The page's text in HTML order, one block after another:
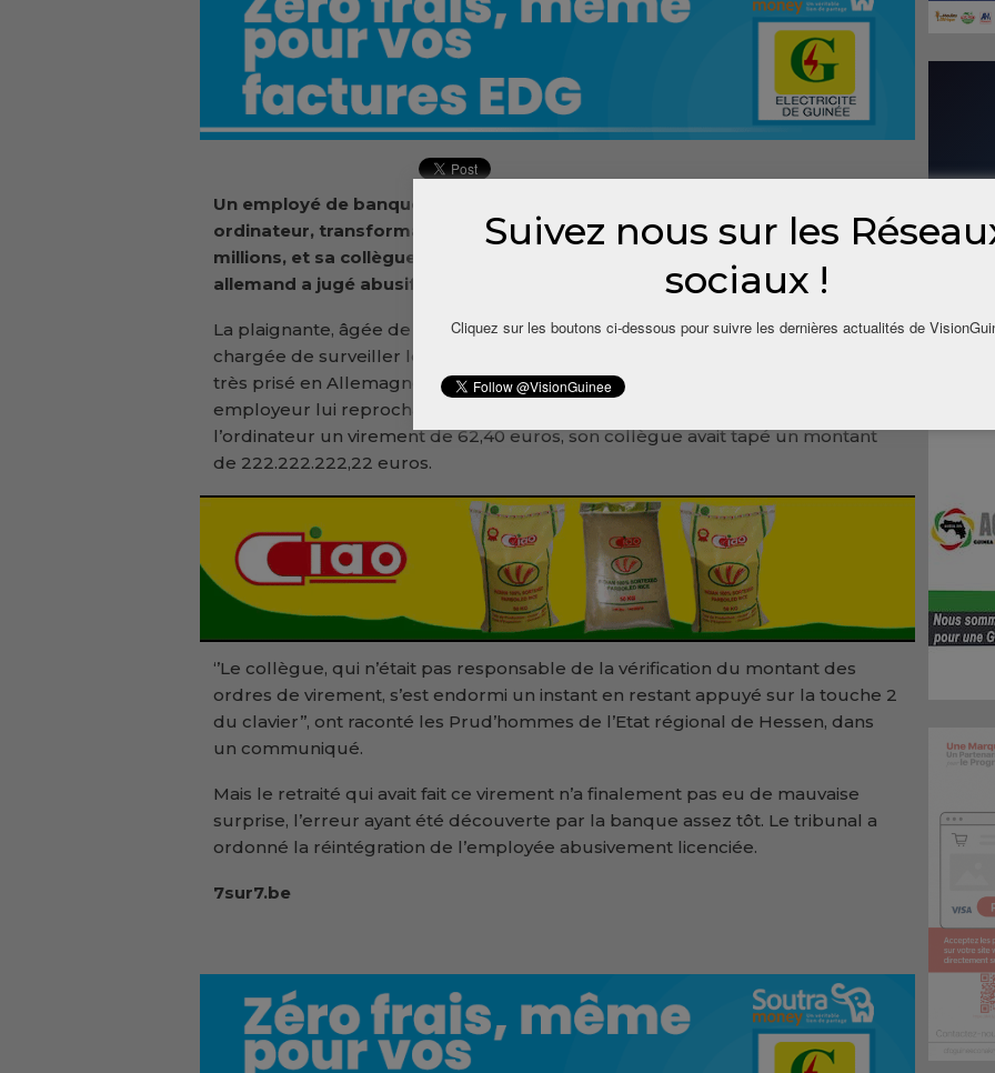
Un employé de banque s’endort un instant sur la touche ‘’2’’ de son
ordinateur, transformant un virement de 62 euros en un virement de 222
millions, et sa collègue est licenciée pour ne pas l’avoir vu, ce qu’un tribunal
allemand a jugé abusif lundi.
La plaignante, âgée de 48 ans, employée par la même banque depuis 1986 et
chargée de surveiller les ordres de virement bancaire, un mode de paiement
très prisé en Allemagne, a contesté en justice son licenciement pour faute. Son
employeur lui reprochait de ne pas avoir vu qu’au lieu d’entrer dans
l’ordinateur un virement de 62,40 euros, son collègue avait tapé un montant
de 222.222.222,22 euros.
‘’Le collègue, qui n’était pas responsable de la vérification du montant des
ordres de virement, s’est endormi un instant en restant appuyé sur la touche 2
du clavier’’, ont raconté les Prud’hommes de l’Etat régional de Hessen, dans
un communiqué.
Mais le retraité qui avait fait ce virement n’a finalement pas eu de mauvaise
surprise, l’erreur ayant été découverte par la banque assez tôt. Le tribunal a
ordonné la réintégration de l’employée abusivement licenciée.
7sur7.be
Suivez nous sur les
sociaux !
Cliquez sur les boutons ci-dessous pour suivre les dernières actualités de